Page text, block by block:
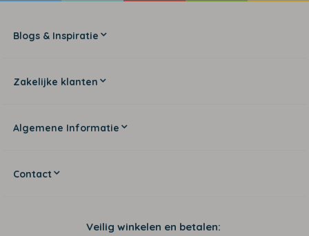
Blogs & Inspiratie
Zakelijke klanten
Algemene Informatie
Contact
Veilig winkelen en betalen: